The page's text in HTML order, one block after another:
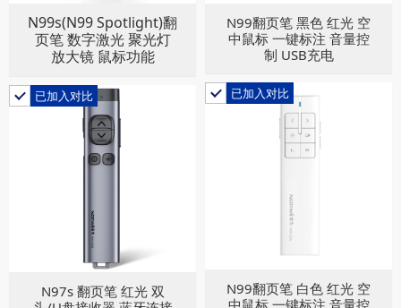
N99s(N99 Spotlight)翻
页笔 数字激光 聚光灯
放大镜 鼠标功能
N99翻页笔 黑色 红光 空
中鼠标 一键标注 音量控
制 USB充电
已加入对比
N99翻页笔 白色 红光 空
已加入对比
N97s 翻页笔 红光 双